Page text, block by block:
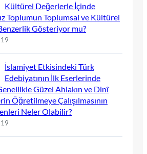
Kültürel Değerlerle İçinde
Toplumun Toplumsal ve Kültürel
Gösteriyor mu?
İslamiyet Etkisindeki Türk
Edebiyatının İlk Eserlerinde
Güzel Ahlakın ve Dinî
Öğretilmeye Çalışılmasının
Neler Olabilir?